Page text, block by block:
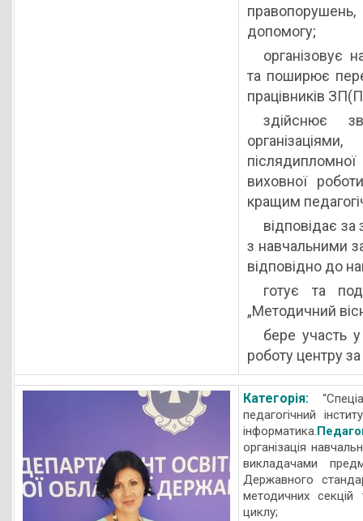
допомогу;
організовує
та поширює
працівників
здійснює
виховної
кращим
відповідає за
з навчальними
відповідно до
готує та
„Методичний
бере участь
роботу центру
Категорія:
педагогічний
інформатика.
організація
викладачами
Державного
методичних
циклу;